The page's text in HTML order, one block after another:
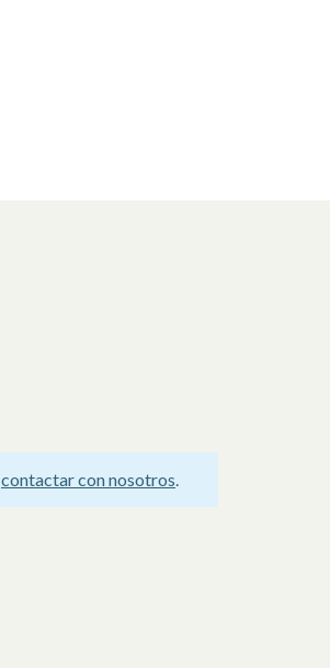
contactar con nosotros.